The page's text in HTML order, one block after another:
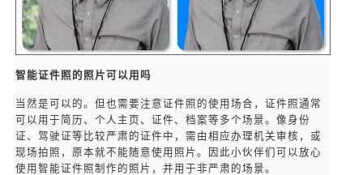
智能证件照的照片可以用吗
当然是可以的。但也需要注意证件照的使用场合，证件照通常
可以用于简历、个人主页、证件、档案等多个场景。像身份
证、驾驶证等比较严肃的证件中，需由相应办理机关审核，或
现场拍照，原本就不能随意使用照片。因此小伙伴们可以放心
使用智能证件照制作的照片，并用于非严肃的场景。